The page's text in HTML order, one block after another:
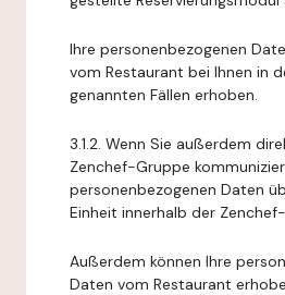
Ihre personenbezogenen
vom Restaurant bei Ihnen in
genannten Fällen erhoben.
3.1.2. Wenn Sie außerdem
Zenchef-Gruppe
personenbezogenen Daten
Einheit innerhalb der
Außerdem können Ihre
Daten vom Restaurant